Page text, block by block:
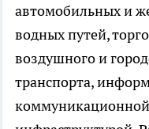
автомобильных и
водных путей,
воздушного и
транспорта,